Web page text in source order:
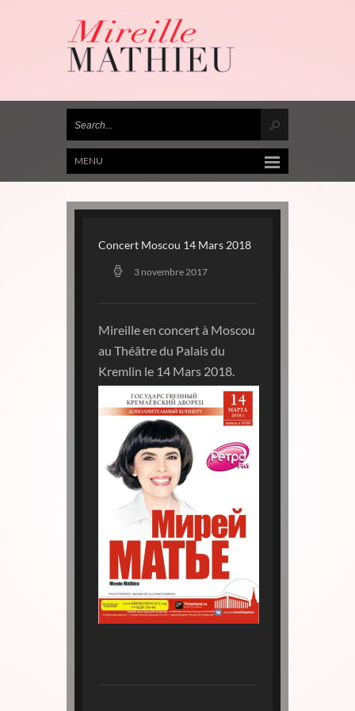
MENU
Concert Moscou 14 Mars 2018
3 novembre 2017
Mireille en concert à Moscou
au Théâtre du Palais du
Kremlin le 14 Mars 2018.